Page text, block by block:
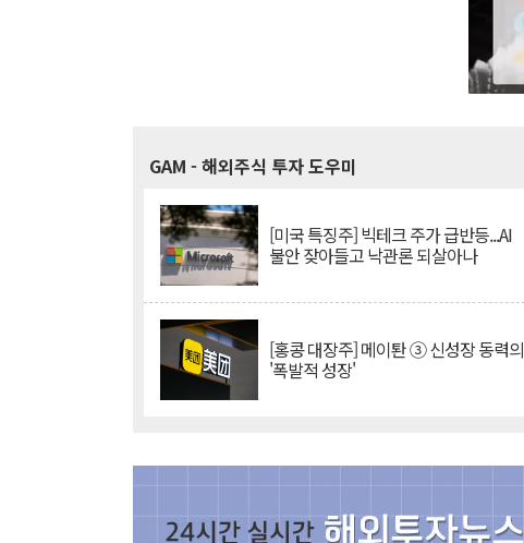
GAM - 해외주식 투자 도우미
[미국 특징주] 빅테크 주가 급반등...AI
불안 잦아들고 낙관론 되살아나
[홍콩 대장주] 메이퇀 ③ 신성장 동력의
'폭발적 성장'